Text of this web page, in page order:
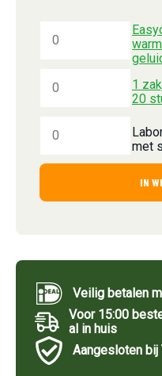
tot
1
20
met
IN
Veilig betalen
Voor 15:00
al in huis
Aangesloten bij